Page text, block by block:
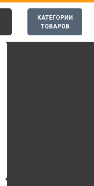
КАТЕГОРИИ
ТОВАРОВ